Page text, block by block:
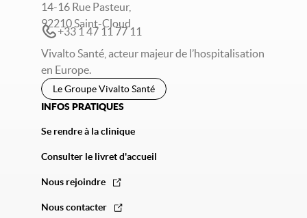
14-16 Rue Pasteur,
92210 Saint-Cloud
+33 1 47 11 77 11
Vivalto Santé, acteur majeur de l’hospitalisation
en Europe.
Le Groupe Vivalto Santé
INFOS PRATIQUES
Se rendre à la clinique
Consulter le livret d'accueil
Nous rejoindre
Nous contacter